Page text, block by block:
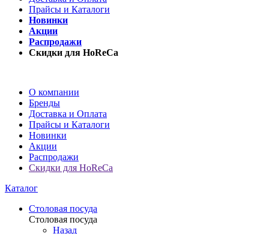
Прайсы и Каталоги
Новинки
Акции
Распродажи
Скидки для HoReCa
О компании
Бренды
Доставка и Оплата
Прайсы и Каталоги
Новинки
Акции
Распродажи
Скидки для HoReCa
Каталог
Столовая посуда
Столовая посуда
Назад